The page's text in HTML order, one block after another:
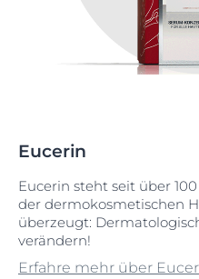
Eucerin
Eucerin steht seit über
der dermokosmetischen
überzeugt:
verändern!
Erfahre mehr über